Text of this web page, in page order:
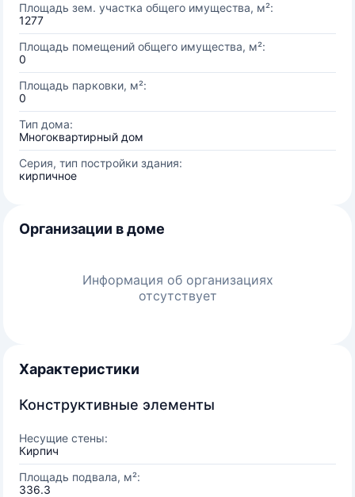
Площадь зем. участка общего имущества, м²:
1277
Площадь помещений общего имущества, м²:
0
Площадь парковки, м²:
0
Тип дома:
Многоквартирный дом
Серия, тип постройки здания:
кирпичное
Организации в доме
Информация об организациях
отсутствует
Характеристики
Конструктивные элементы
Несущие стены:
Кирпич
Площадь подвала, м²:
336.3